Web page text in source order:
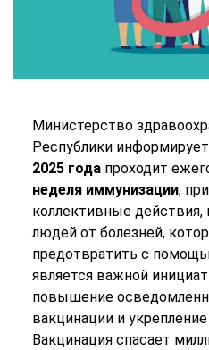
Министерство
Республики
2025 года проходит
неделя иммунизации,
коллективные
людей от болезней,
предотвратить с
является важной
повышение
вакцинации и
Вакцинация спасает